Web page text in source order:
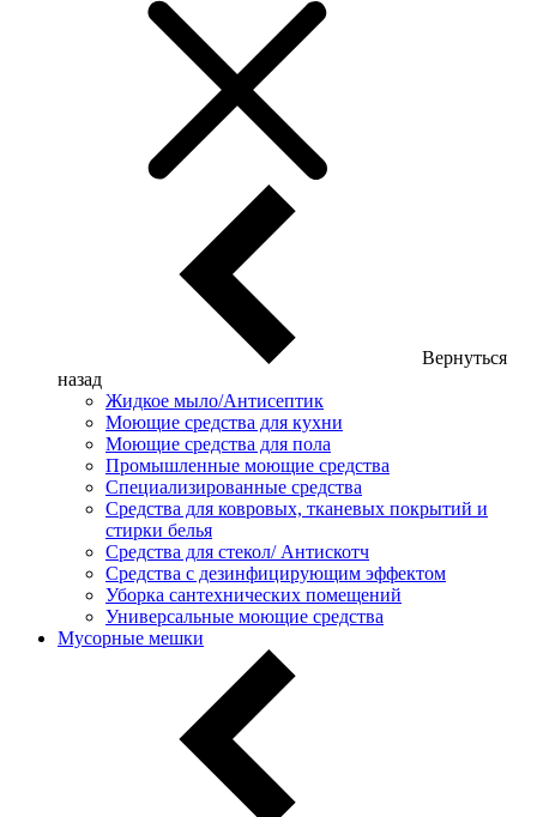
Вернуться
назад
Жидкое мыло/Антисептик
Моющие средства для кухни
Моющие средства для пола
Промышленные моющие средства
Специализированные средства
Средства для ковровых, тканевых покрытий и
стирки белья
Средства для стекол/ Антискотч
Средства с дезинфицирующим эффектом
Уборка сантехнических помещений
Универсальные моющие средства
Мусорные мешки